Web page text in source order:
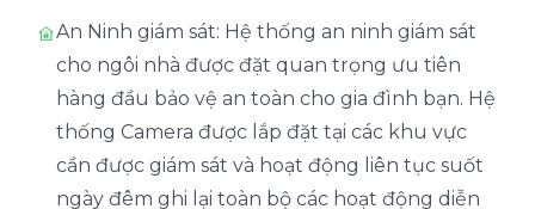
An Ninh giám sát: Hệ thống an ninh giám sát
cho ngôi nhà được đặt quan trọng ưu tiên
hàng đầu bảo vệ an toàn cho gia đình bạn. Hệ
thống Camera được lắp đặt tại các khu vực
cần được giám sát và hoạt động liên tục suốt
ngày đêm ghi lại toàn bộ các hoạt động diễn